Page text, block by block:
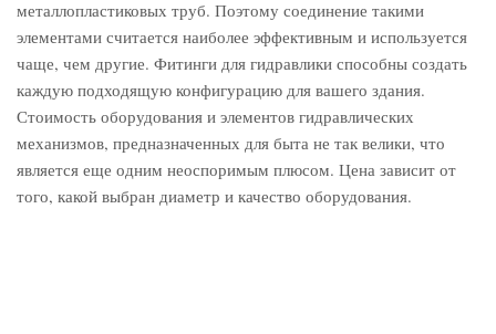
металлопластиковых труб. Поэтому соединение такими
элементами считается наиболее эффективным и используется
чаще, чем другие. Фитинги для гидравлики способны создать
каждую подходящую конфигурацию для вашего здания.
Стоимость оборудования и элементов гидравлических
механизмов, предназначенных для быта не так велики, что
является еще одним неоспоримым плюсом. Цена зависит от
того, какой выбран диаметр и качество оборудования.